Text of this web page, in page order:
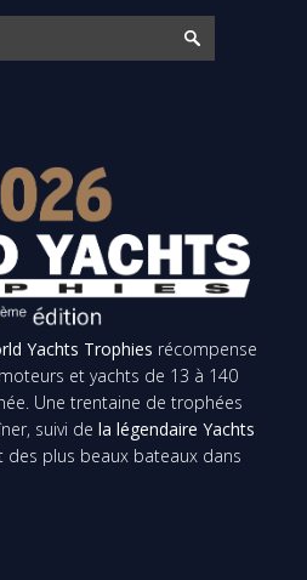
Yachts Trophies récompense
et yachts de 13 à 140
Une trentaine de trophées
suivi de la légendaire Yachts
des plus beaux bateaux dans